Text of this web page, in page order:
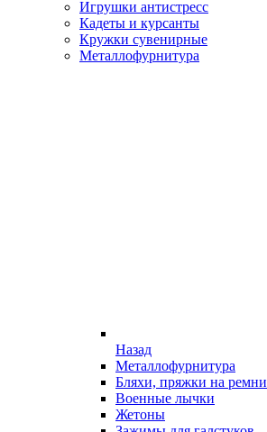
Игрушки антистресс
Кадеты и курсанты
Кружки сувенирные
Металлофурнитура
Назад
Металлофурнитура
Бляхи, пряжки на ремни
Военные лычки
Жетоны